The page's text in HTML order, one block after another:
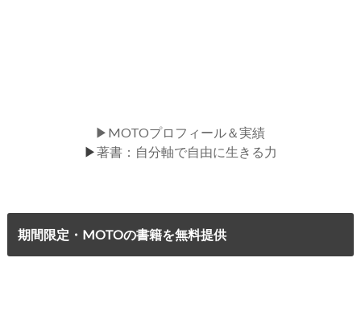
▶MOTOプロフィール＆実績
▶著書：自分軸で自由に生きる力
期間限定・MOTOの書籍を無料提供